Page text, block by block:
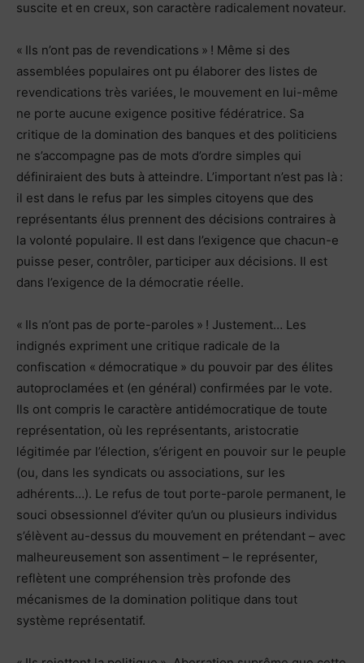
suscite et en creux, son caractère radicalement novateur.
« Ils n’ont pas de revendications » ! Même si des
assemblées populaires ont pu élaborer des listes de
revendications très variées, le mouvement en lui-même
ne porte aucune exigence positive fédératrice. Sa
critique de la domination des banques et des politiciens
ne s’accompagne pas de mots d’ordre simples qui
définiraient des buts à atteindre. L’important n’est pas là :
il est dans le refus par les simples citoyens que des
représentants élus prennent des décisions contraires à
la volonté populaire. Il est dans l’exigence que chacun-e
puisse peser, contrôler, participer aux décisions. Il est
dans l’exigence de la démocratie réelle.
« Ils n’ont pas de porte-paroles » ! Justement… Les
indignés expriment une critique radicale de la
confiscation « démocratique » du pouvoir par des élites
autoproclamées et (en général) confirmées par le vote.
Ils ont compris le caractère antidémocratique de toute
représentation, où les représentants, aristocratie
légitimée par l’élection, s’érigent en pouvoir sur le peuple
(ou, dans les syndicats ou associations, sur les
adhérents…). Le refus de tout porte-parole permanent, le
souci obsessionnel d’éviter qu’un ou plusieurs individus
s’élèvent au-dessus du mouvement en prétendant – avec
malheureusement son assentiment – le représenter,
reflètent une compréhension très profonde des
mécanismes de la domination politique dans tout
système représentatif.